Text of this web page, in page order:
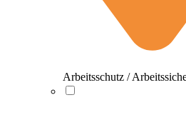
Arbeitsschutz /